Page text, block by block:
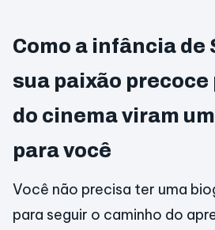
Como a infância de
sua paixão precoce
do cinema viram
para você
Você não precisa ter uma
para seguir o caminho do